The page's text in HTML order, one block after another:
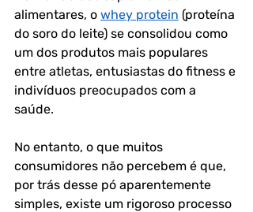
alimentares, o whey protein (proteína
do soro do leite) se consolidou como
um dos produtos mais populares
entre atletas, entusiastas do fitness e
indivíduos preocupados com a
saúde.
No entanto, o que muitos
consumidores não percebem é que,
por trás desse pó aparentemente
simples, existe um rigoroso processo